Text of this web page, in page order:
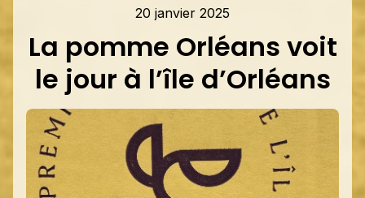
20 janvier 2025
La pomme Orléans voit
le jour à l’île d’Orléans